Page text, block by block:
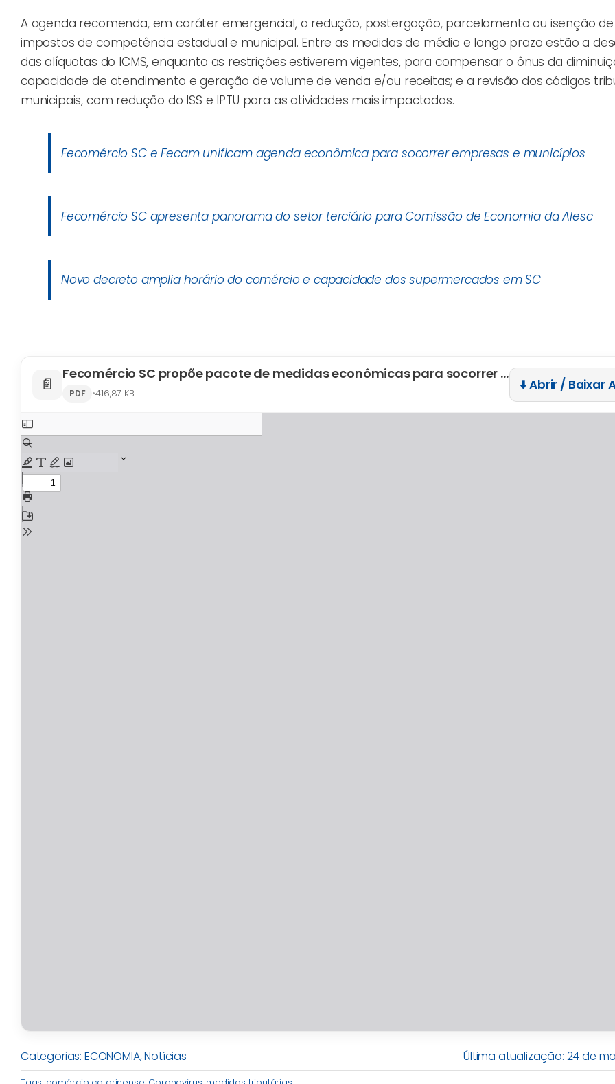
A agenda recomenda, em caráter emergencial, a redução, postergação, parcelamento ou isenção
impostos de competência estadual e municipal. Entre as medidas de médio e longo prazo estão a
das alíquotas do ICMS, enquanto as restrições estiverem vigentes, para compensar o ônus da
capacidade de atendimento e geração de volume de venda e/ou receitas; e a revisão dos códigos
municipais, com redução do ISS e IPTU para as atividades mais impactadas.
Fecomércio SC e Fecam unificam agenda econômica para socorrer empresas e municípios
Fecomércio SC apresenta panorama do setor terciário para Comissão de Economia da Alesc
Novo decreto amplia horário do comércio e capacidade dos supermercados em SC
📄
Fecomércio SC propõe pacote de medidas econômicas para socorrer empresas
PDF •416,87 KB
⬇️ Abrir / Baixar
Categorias: ECONOMIA,Notícias Última atualização: 24 de